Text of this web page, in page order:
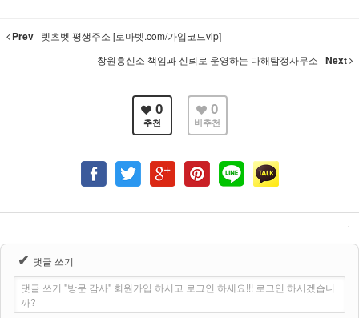
Prev 렛츠벳 평생주소 [로마벳.com/가입코드vip]
창원흥신소 책임과 신뢰로 운영하는 다해탐정사무소 Next
0
추천
0
비추천
✔ 댓글 쓰기
댓글 쓰기 "방문 감사" 회원가입 하시고 로그인 하세요!!! 로그인 하시겠습니
까?